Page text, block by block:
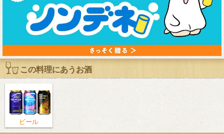
この料理にあうお酒
ビール